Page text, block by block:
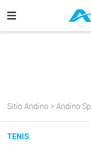
Sitio Andino > Andino
TENIS